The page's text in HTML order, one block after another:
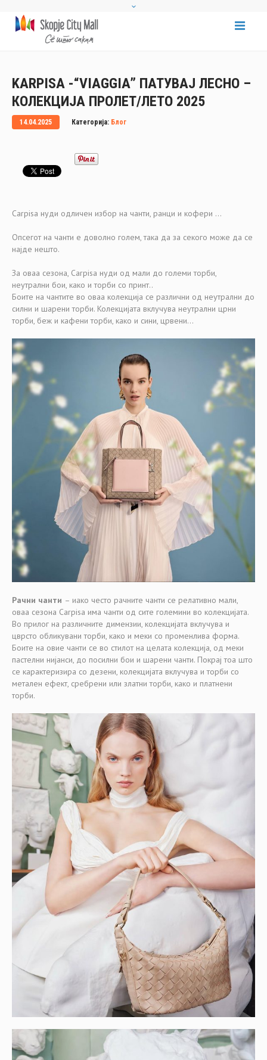
KARPISA -“VIAGGIA” ПАТУВАЈ ЛЕСНО –
КОЛЕКЦИЈА ПРОЛЕТ/ЛЕТО 2025
14.04.2025 Категорија: Блог
Carpisa нуди одличен избор на чанти, ранци и кофери …
Опсегот на чанти е доволно голем, така да за секого може да се
најде нешто.
За оваа сезона, Carpisa нуди од мали до големи торби,
неутрални бои, како и торби со принт..
Боите на чантите во оваа колекција се различни од неутрални до
силни и шарени торби. Колекцијата вклучува неутрални црни
торби, беж и кафени торби, како и сини, црвени…
Рачни чанти – иако често рачните чанти се релативно мали,
оваа сезона Carpisa има чанти од сите големини во колекцијата.
Во прилог на различните димензии, колекцијата вклучува и
цврсто обликувани торби, како и меки со променлива форма.
Боите на овие чанти се во стилот на целата колекција, од меки
пастелни нијанси, до посилни бои и шарени чанти. Покрај тоа што
се карактеризира со дезени, колекцијата вклучува и торби со
метален ефект, сребрени или златни торби, како и платнени
торби.